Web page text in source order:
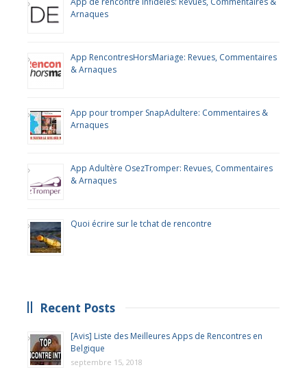
Arnaques
App RencontresHorsMariage: Revues, Commentaires
& Arnaques
App pour tromper SnapAdultere: Commentaires &
Arnaques
App Adultère OsezTromper: Revues, Commentaires
& Arnaques
Quoi écrire sur le tchat de rencontre
Recent Posts
[Avis] Liste des Meilleures Apps de Rencontres en
Belgique
septembre 15, 2018